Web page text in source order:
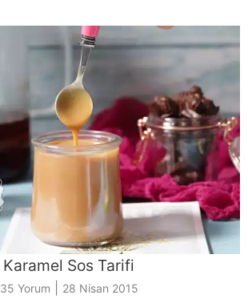
Karamel Sos Tarifi
35 Yorum 28 Nisan 2015